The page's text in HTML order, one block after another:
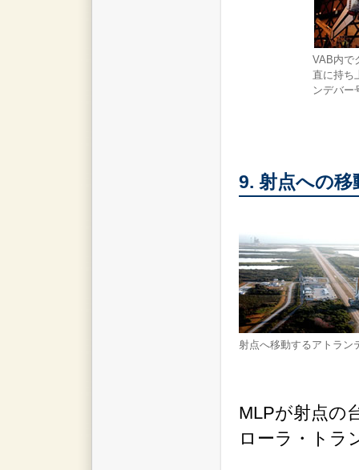
VAB内で
直に持ち
ンデバー
9. 射点への移
射点へ移動するアトラン
MLPが射点の
ローラ・トラ